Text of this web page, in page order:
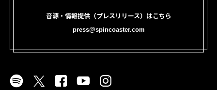
音源・情報提供（プレスリリース）はこちら
press@spincoaster.com